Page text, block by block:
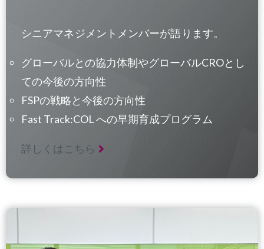
シニアマネジメントメンバーが語ります。
グローバルとの協力体制やグローバルCROとし
ての今後の方向性
FSPの戦略と今後の方向性
Fast Track:COL への早期育成プログラム
詳しくはこちら